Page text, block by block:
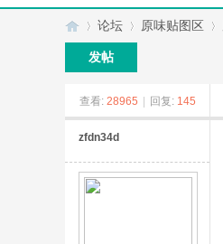
»
论坛
›
原味贴图区
发帖
查看: 28965 回复: 145
zfdn34d